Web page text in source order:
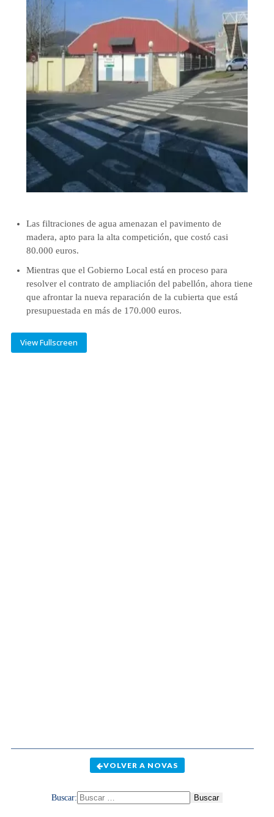
Las filtraciones de agua amenazan el pavimento de
madera, apto para la alta competición, que costó casi
80.000 euros.
Mientras que el Gobierno Local está en proceso para
resolver el contrato de ampliación del pabellón, ahora tiene
que afrontar la nueva reparación de la cubierta que está
presupuestada en más de 170.000 euros.
View Fullscreen
VOLVER A NOVAS
Buscar: